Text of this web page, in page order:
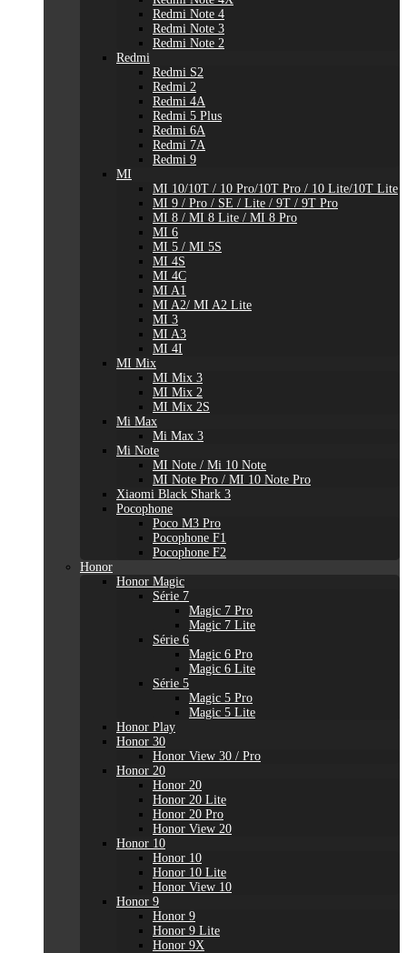
Redmi Note 4
Redmi Note 3
Redmi Note 2
Redmi
Redmi S2
Redmi 2
Redmi 4A
Redmi 5 Plus
Redmi 6A
Redmi 7A
Redmi 9
MI
MI 10/10T / 10 Pro/10T Pro / 10 Lite/10T Lite
MI 9 / Pro / SE / Lite / 9T / 9T Pro
MI 8 / MI 8 Lite / MI 8 Pro
MI 6
MI 5 / MI 5S
MI 4S
MI 4C
MI A1
MI A2/ MI A2 Lite
MI 3
MI A3
MI 4I
MI Mix
MI Mix 3
MI Mix 2
MI Mix 2S
Mi Max
Mi Max 3
Mi Note
MI Note / Mi 10 Note
MI Note Pro / MI 10 Note Pro
Xiaomi Black Shark 3
Pocophone
Poco M3 Pro
Pocophone F1
Pocophone F2
Honor
Honor Magic
Série 7
Magic 7 Pro
Magic 7 Lite
Série 6
Magic 6 Pro
Magic 6 Lite
Série 5
Magic 5 Pro
Magic 5 Lite
Honor Play
Honor 30
Honor View 30 / Pro
Honor 20
Honor 20
Honor 20 Lite
Honor 20 Pro
Honor View 20
Honor 10
Honor 10
Honor 10 Lite
Honor View 10
Honor 9
Honor 9
Honor 9 Lite
Honor 9X